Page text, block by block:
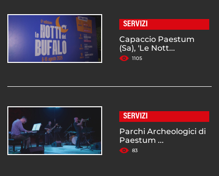
SERVIZI
Capaccio Paestum
(Sa), 'Le Nott...
1105
SERVIZI
Parchi Archeologici di
Paestum ...
83